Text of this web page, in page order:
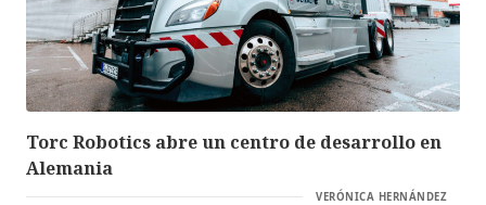
Torc Robotics abre un centro de desarrollo en
Alemania
VERÓNICA HERNÁNDEZ